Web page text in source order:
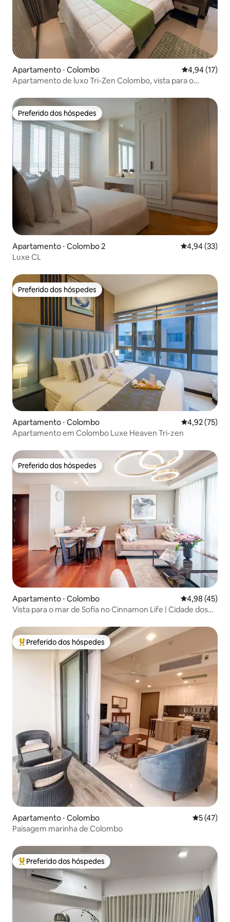
Apartamento ⋅ Colombo 4,94 de uma
4,94 (17)
Apartamento de luxo Tri-Zen Colombo, vista para o
Preferido dos hóspedes
Preferido dos hóspedes
Apartamento ⋅ Colombo 2 4,94 de uma
4,94 (33)
Luxe CL
Preferido dos hóspedes
Preferido dos hóspedes
Apartamento ⋅ Colombo 4,92 de uma
4,92 (75)
Apartamento em Colombo Luxe Heaven Tri-zen
Preferido dos hóspedes
Preferido dos hóspedes
Apartamento ⋅ Colombo 4,98 de uma
4,98 (45)
Vista para o mar de Sofia no Cinnamon Life | Cidade dos
Entre os melhores preferidos dos hóspedes
Preferido dos hóspedes
Apartamento ⋅ Colombo 5 de uma
5 (47)
Paisagem marinha de Colombo
Entre os melhores preferidos dos hóspedes
Preferido dos hóspedes